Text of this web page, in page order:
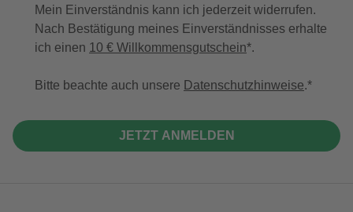
Mein Einverständnis kann ich jederzeit widerrufen.
Nach Bestätigung meines Einverständnisses erhalte
ich einen 10 € Willkommensgutschein*.
Bitte beachte auch unsere Datenschutzhinweise.
JETZT ANMELDEN